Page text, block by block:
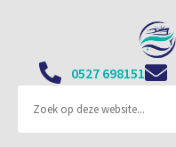
0527 698151